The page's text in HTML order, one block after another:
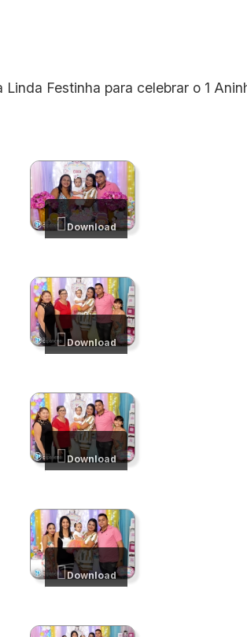
Festinha para celebrar o 1
Download
Download
Download
Download